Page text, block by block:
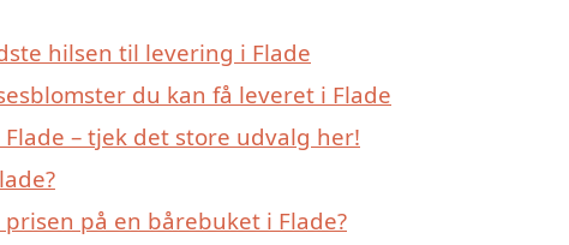
hilsen til levering i Flade
du kan få leveret i Flade
– tjek det store udvalg her!
på en bårebuket i Flade?